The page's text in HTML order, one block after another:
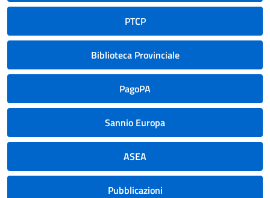
PTCP
Biblioteca Provinciale
PagoPA
Sannio Europa
ASEA
Pubblicazioni